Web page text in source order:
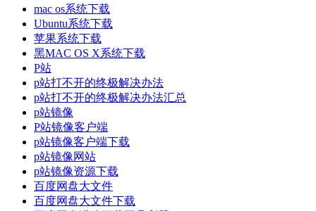
mac os系统下载
Ubuntu系统下载
苹果系统下载
黑MAC OS X系统下载
P站
p站打不开的终极解决办法
p站打不开的终极解决办法汇总
p站镜像
P站镜像客户端
p站镜像客户端下载
p站镜像网站
p站镜像资源下载
百度网盘大文件
百度网盘大文件下载